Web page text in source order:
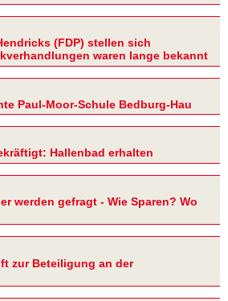
(FDP) stellen sich
waren lange bekannt
Paul-Moor-Schule Bedburg-Hau
Hallenbad erhalten
werden gefragt - Wie Sparen? Wo
zur Beteiligung an der